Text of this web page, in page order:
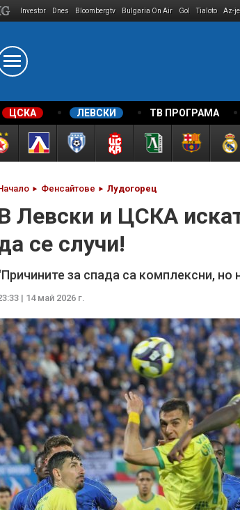
Investor Dnes Bloombergtv Bulgaria On Air Gol Tialoto Az-
ЦСКА ЛЕВСКИ ТВ ПРОГРАМА
Фенсайтове Лудогорец
Левски и ЦСКА
се случи!
за спада са комплексни,
| 14 май 2026 г.